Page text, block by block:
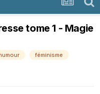
tome 1 - Magie
féminisme